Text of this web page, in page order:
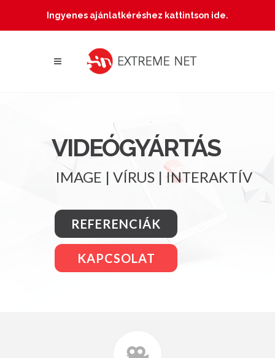
Ingyenes ajánlatkéréshez kattintson ide.
VIDEÓGYÁRTÁS
IMAGE | VÍRUS | INTERAKTÍV
REFERENCIÁK
KAPCSOLAT